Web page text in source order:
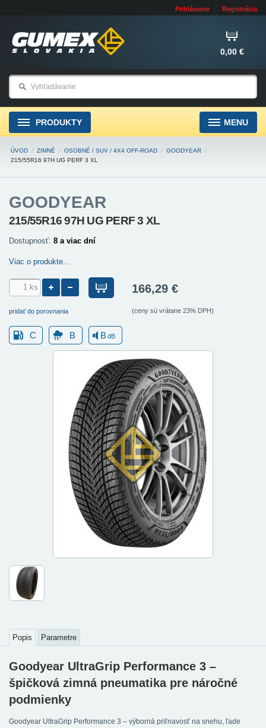
Prihlásenie Registrácia
0,00 €
PRODUKTY MENU
ÚVOD / ZIMNÉ / OSOBNÉ / SUV / 4X4 OFF-ROAD / GOODYEAR /
215/55R16 97H UG PERF 3 XL
GOODYEAR
215/55R16 97H UG PERF 3 XL
Dostupnosť: 8 a viac dní
Viac o produkte...
pridať do porovnania
166,29 €
(ceny sú vrátane 23% DPH)
C B BdB
Popis Parametre
Goodyear UltraGrip Performance 3 –
špičková zimná pneumatika pre náročné
podmienky
Goodyear UltraGrip Performance 3 – výborná priľnavosť na snehu, ľade